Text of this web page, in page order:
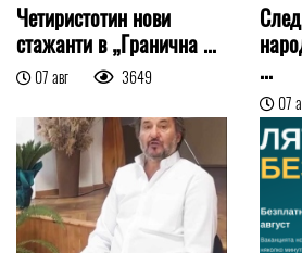
Четиристотин нови
стажанти в „Гранична ...
07 авг 3649
...
07